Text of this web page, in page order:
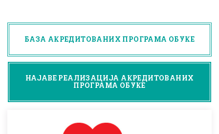
БАЗА АКРЕДИТОВАНИХ ПРОГРАМА ОБУКЕ
НАЈАВЕ РЕАЛИЗАЦИЈА АКРЕДИТОВАНИХ
ПРОГРАМА ОБУКЕ